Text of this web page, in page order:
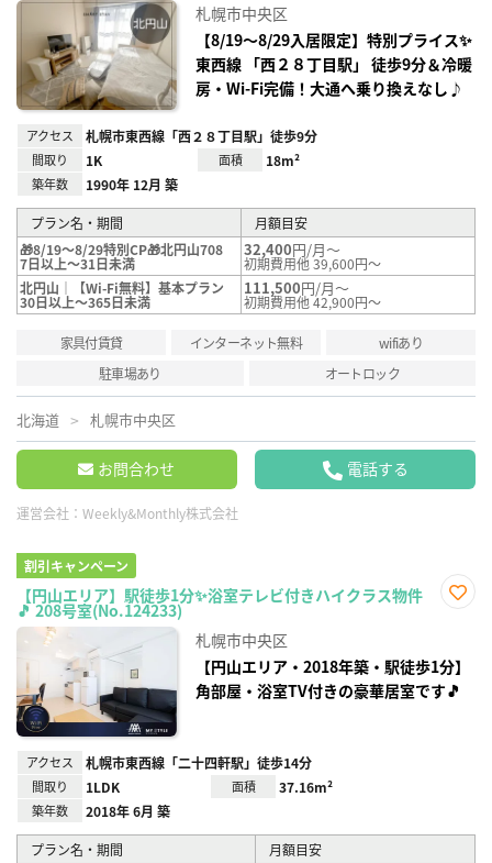
録
札幌市中央区
【8/19〜8/29入居限定】特別プライス✨
東西線 「西２８丁目駅」 徒歩9分＆冷暖
房・Wi-Fi完備！大通へ乗り換えなし♪
アクセス 札幌市東西線「西２８丁目駅」徒歩9分
間取り 1K 面積 18m²
築年数 1990年 12月 築
プラン名・期間
月額目安
🎁8/19～8/29特別CP🎁北円山708
7日以上～31日未満
32,400円/月～
初期費用他 39,600円～
北円山｜【Wi-Fi無料】基本プラン
30日以上～365日未満
111,500円/月～
初期費用他 42,900円～
家具付賃貸 インターネット無料
wifiあり
駐車場あり
オートロック
北海道 札幌市中央区
お問合わせ 電話する
運営会社： Weekly&Monthly株式会社
割引キャンペーン
【円山エリア】駅徒歩1分✨浴室テレビ付きハイクラス物件
🎵 208号室(No.124233)
録
札幌市中央区
【円山エリア・2018年築・駅徒歩1分】
角部屋・浴室TV付きの豪華居室です🎵
アクセス 札幌市東西線「二十四軒駅」徒歩14分
間取り 1LDK 面積 37.16m²
築年数 2018年 6月 築
プラン名・期間
月額目安